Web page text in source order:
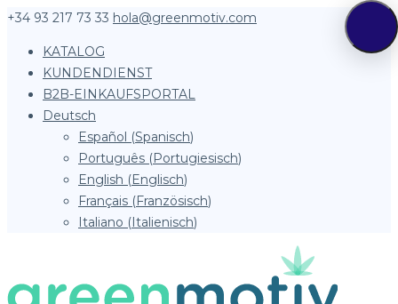
+34 93 217 73 33 hola@greenmotiv.com
KATALOG
KUNDENDIENST
B2B-EINKAUFSPORTAL
Deutsch
Español (Spanisch)
Português (Portugiesisch)
English (Englisch)
Français (Französisch)
Italiano (Italienisch)